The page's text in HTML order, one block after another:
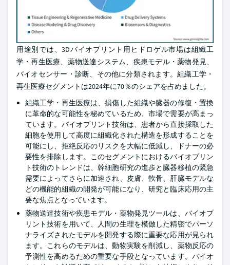
用途別では、3Dバイオプリント用ヒドロゲル市場は組織工
学・再生医療、薬物送達システム、疾患モデル・薬物発見、
バイオセンサー・診断、その他に分類されます。組織工学・
再生医療セグメントは2024年に70％のシェアを占めました。
組織工学・再生医療は、損傷した組織や臓器の修復・置換
に革命的な可能性を秘めているため、市場で需要が高まっ
ています。バイオプリント技術は、患者から直接採取した
細胞を使用して高度に組織化された構造を形成することを
可能にし、拒絶反応のリスクを大幅に低減し、ドナーの必
要性を排除します。このセグメントにおけるバイオプリン
ト技術のトレンドは、幹細胞研究の進歩と臓器移植の緊急
需要によってさらに加速され、皮膚、軟骨、肝臓モデルな
どの機能的組織の開発が可能になり、研究と臨床応用の主
要な焦点となっています。
薬物送達技術や疾患モデル・薬物発見ツールは、バイオプ
リント技術を用いて、人間の生理を模倣した精密でパーソ
ナライズされたモデルを開発する際に重要な応用が見られ
ます。これらのモデルは、動物実験を削減し、薬物反応の
予測性を高めるための重要な手段となっています。バイオ